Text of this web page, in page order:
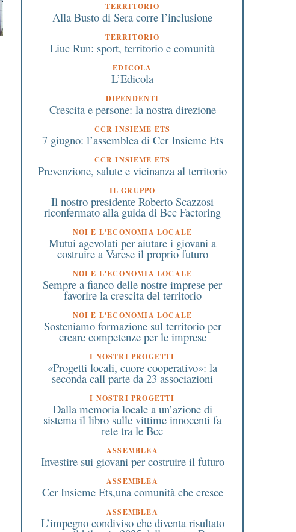
9 Dicembre 2021
le Bcc: devono restare fuori
dal regolamento per le
banche significant
11 Febbraio 2016
TERRITORIO
Alla Busto di Sera corre l’inclusione
TERRITORIO
Liuc Run: sport, territorio e comunità
EDICOLA
L’Edicola
DIPENDENTI
Crescita e persone: la nostra direzione
CCR INSIEME ETS
7 giugno: l’assemblea di Ccr Insieme Ets
CCR INSIEME ETS
Prevenzione, salute e vicinanza al territorio
IL GRUPPO
Il nostro presidente Roberto Scazzosi
riconfermato alla guida di Bcc Factoring
NOI E L'ECONOMIA LOCALE
Mutui agevolati per aiutare i giovani a
costruire a Varese il proprio futuro
NOI E L'ECONOMIA LOCALE
Sempre a fianco delle nostre imprese per
favorire la crescita del territorio
NOI E L'ECONOMIA LOCALE
Sosteniamo formazione sul territorio per
creare competenze per le imprese
I NOSTRI PROGETTI
«Progetti locali, cuore cooperativo»: la
seconda call parte da 23 associazioni
I NOSTRI PROGETTI
Dalla memoria locale a un’azione di
sistema il libro sulle vittime innocenti fa
rete tra le Bcc
ASSEMBLEA
Investire sui giovani per costruire il futuro
ASSEMBLEA
Ccr Insieme Ets,una comunità che cresce
ASSEMBLEA
L’impegno condiviso che diventa risultato